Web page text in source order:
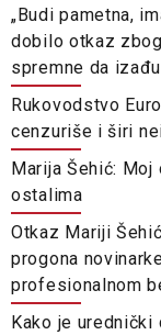
„Budi pametna,
dobilo otkaz
spremne da
Rukovodstvo
cenzuriše i širi
Marija Šehić: Moj
ostalima
Otkaz Mariji
progona
profesionalnom
Kako je urednički